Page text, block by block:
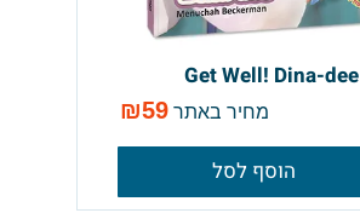
Get Well! Dina-dee
מחיר באתר ₪59
הוסף לסל